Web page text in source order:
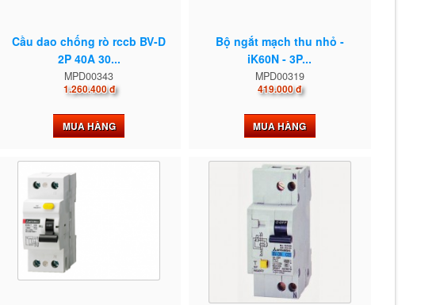
Cầu dao chống rò rccb BV-D
2P 40A 30...
MPD00343
1.260.400 đ
MUA HÀNG
Bộ ngắt mạch thu nhỏ -
iK60N - 3P...
MPD00319
419.000 đ
MUA HÀNG